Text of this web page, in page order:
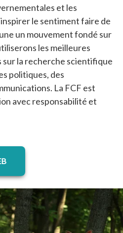
et les
le sentiment faire de
un mouvement fondé sur
les meilleures
sur la recherche scientifique
politiques, des
La FCF est
avec responsabilité et
un nouvel onglet